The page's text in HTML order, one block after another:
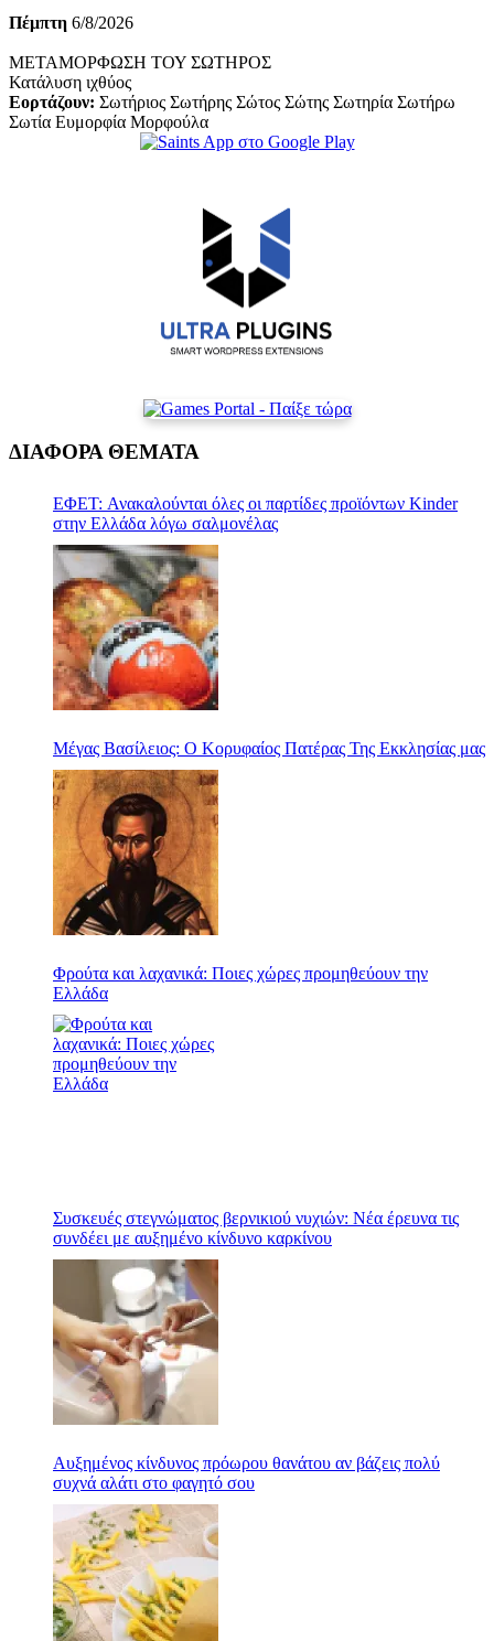
Πέμπτη 6/8/2026
ΜΕΤΑΜΟΡΦΩΣΗ ΤΟΥ ΣΩΤΗΡΟΣ
Κατάλυση ιχθύος
Εορτάζουν: Σωτήριος Σωτήρης Σώτος Σώτης Σωτηρία Σωτήρω
Σωτία Ευμορφία Μορφούλα
ΔΙΑΦΟΡΑ ΘΕΜΑΤΑ
ΕΦΕΤ: Ανακαλούνται όλες οι παρτίδες προϊόντων Kinder
στην Ελλάδα λόγω σαλμονέλας
Μέγας Βασίλειος: Ο Κορυφαίος Πατέρας Της Εκκλησίας μας
Φρούτα και λαχανικά: Ποιες χώρες προμηθεύουν την
Ελλάδα
Συσκευές στεγνώματος βερνικιού νυχιών: Νέα έρευνα τις
συνδέει με αυξημένο κίνδυνο καρκίνου
Αυξημένος κίνδυνος πρόωρου θανάτου αν βάζεις πολύ
συχνά αλάτι στο φαγητό σου